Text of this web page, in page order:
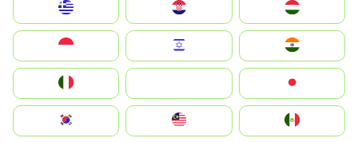
Magyarország
South Korea